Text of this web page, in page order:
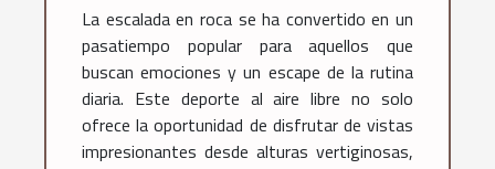
La escalada en roca se ha convertido en un
pasatiempo popular para aquellos que
buscan emociones y un escape de la rutina
diaria. Este deporte al aire libre no solo
ofrece la oportunidad de disfrutar de vistas
impresionantes desde alturas vertiginosas,